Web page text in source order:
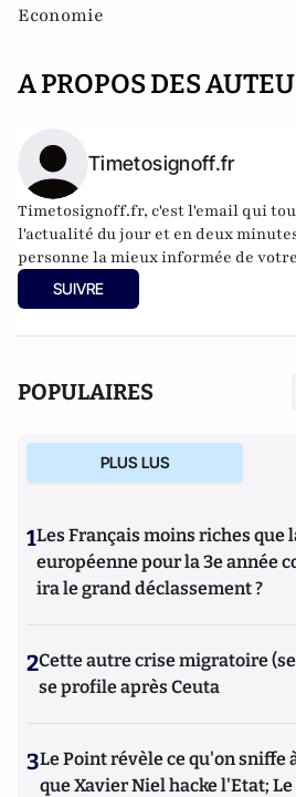
Economie
A PROPOS DES
Timetosignoff.fr
Timetosignoff.fr, c'est l'email qui
l'actualité du jour et en deux
personne la mieux informée de
SUIVRE
POPULAIRES
PLUS LUS
1Les Français moins riches que
européenne pour la 3e année
ira le grand déclassement ?
2Cette autre crise migratoire
se profile après Ceuta
3Le Point révèle ce qu'on sniffe
que Xavier Niel hacke l'Etat;